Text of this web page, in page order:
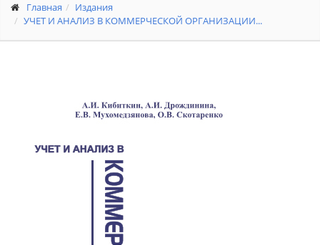
Главная
Издания
УЧЕТ И АНАЛИЗ В КОММЕРЧЕСКОЙ ОРГАНИЗАЦИИ...